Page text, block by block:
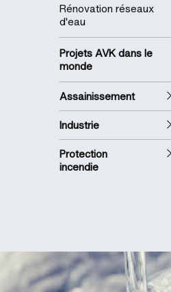
Rénovation réseaux
d'eau
Projets AVK dans le
monde
Assainissement
Industrie
Protection
incendie